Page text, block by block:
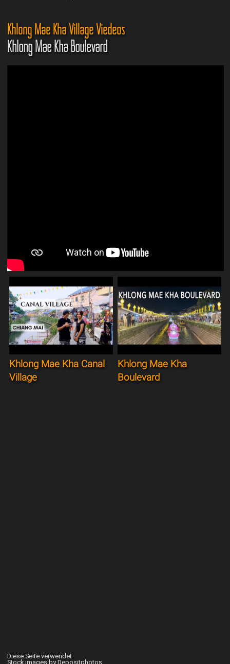
Khlong Mae Kha Village Viedeos
Khlong Mae Kha Boulevard
Khlong Mae Kha Canal
Village
Khlong Mae Kha
Boulevard
Diese Seite verwendet
Stock images by Depositphotos